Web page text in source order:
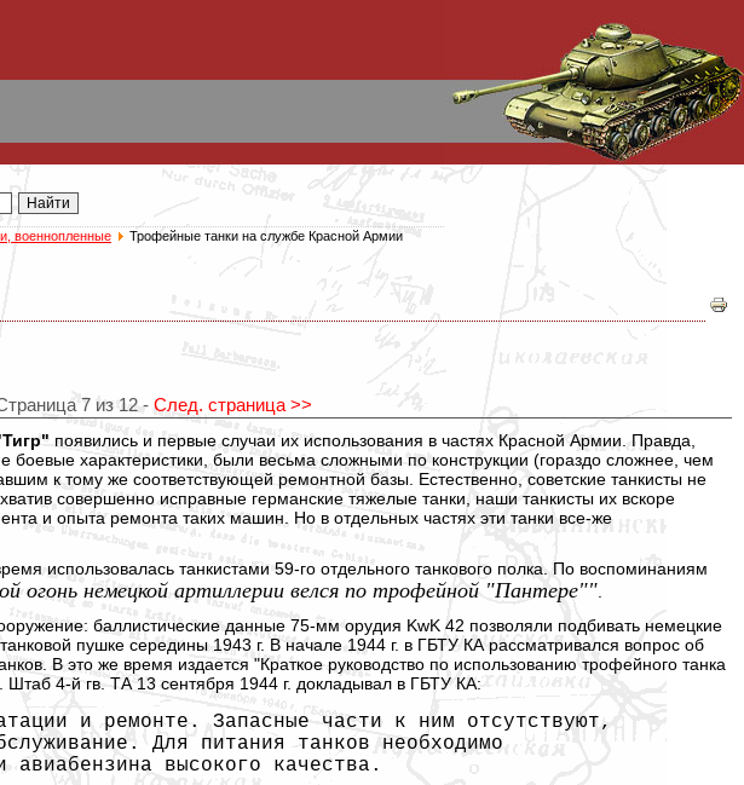
военнопленные Трофейные танки на службе Красной Армии
7 из 12 - След. страница >>
появились и первые случаи их использования в частях Красной Армии. Правда,
характеристики, были весьма сложными по конструкции (гораздо сложнее, чем
к тому же соответствующей ремонтной базы. Естественно, советские танкисты не
совершенно исправные германские тяжелые танки, наши танкисты их вскоре
и опыта ремонта таких машин. Но в отдельных частях эти танки все-же
использовалась танкистами 59-го отдельного танкового полка. По воспоминаниям
огонь немецкой артиллерии велся по трофейной "Пантере""
баллистические данные 75-мм орудия KwK 42 позволяли подбивать немецкие
пушке середины 1943 г. В начале 1944 г. в ГБТУ КА рассматривался вопрос об
В это же время издается "Краткое руководство по использованию трофейного танка
4-й гв. ТА 13 сентября 1944 г. докладывал в ГБТУ КА:
и ремонте. Запасные части к ним отсутствуют,
Для питания танков необходимо
авиабензина высокого качества.